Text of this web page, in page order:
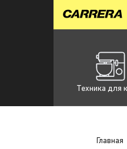
Техника для
Главная